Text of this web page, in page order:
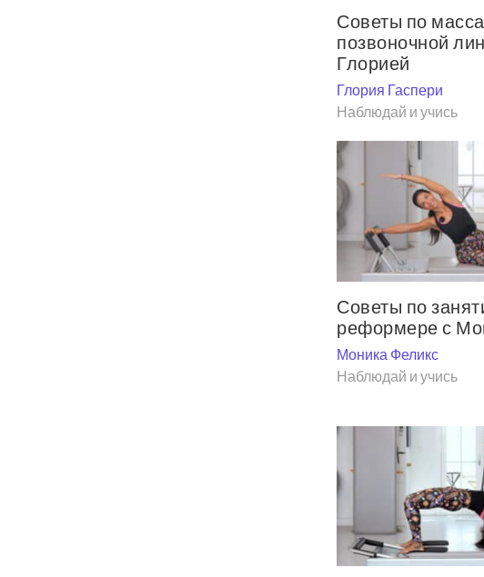
Советы по
позвоночной
Глорией
Глория Гаспери
Наблюдай и учись
Советы по
реформере с
Моника Феликс
Наблюдай и учись